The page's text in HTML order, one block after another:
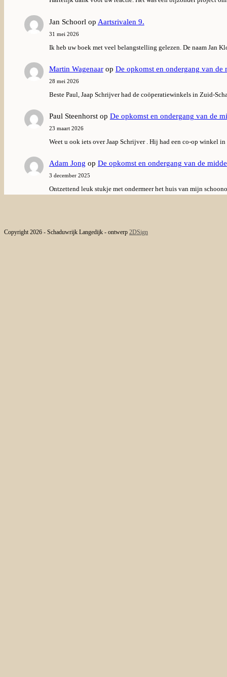
Jan Schoorl op Aartsrivalen 9.
31 mei 2026
Ik heb uw boek met veel belangstelling gelezen. De naam Jan
Martin Wagenaarop De opkomst en ondergang van
28 mei 2026
Beste Paul, Jaap Schrijver had de coöperatiewinkels in Zuid-
Paul Steenhorstop De opkomst en ondergang van de
23 maart 2026
Weet u ook iets over Jaap Schrijver . Hij had een co-op winkel
Adam Jong op De opkomst en ondergang van de
3 december 2025
Ontzettend leuk stukje met ondermeer het huis van mijn
Copyright 2026 - Schaduwrijk Langedijk - ontwerp 2DSign